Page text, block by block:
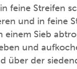
feine Streifen
und in feine
Sieb
und
über der